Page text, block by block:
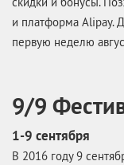
и платформа Alipay.
первую неделю
9/9
1-9 сентября
В 2016 году 9